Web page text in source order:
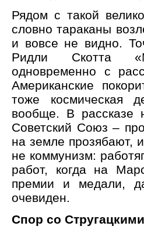
Рядом с такой
словно тараканы
и вовсе не видно.
Ридли Скотта
одновременно с
Американские
тоже космическая
вообще. В рассказе
Советский Союз –
на земле прозябают,
не коммунизм:
работ, когда на
премии и медали,
очевиден.
Спор со